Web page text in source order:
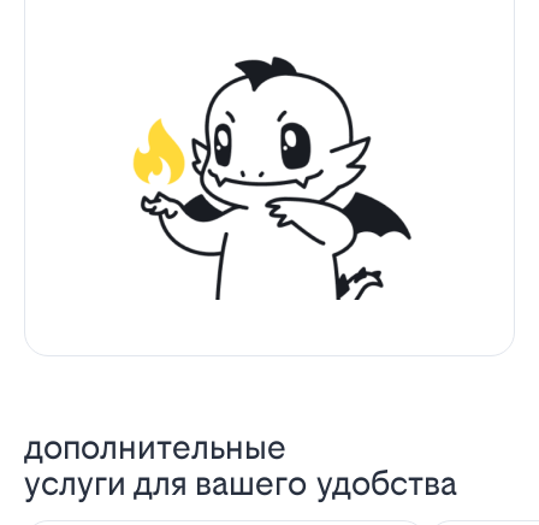
дополнительные
услуги для вашего удобства